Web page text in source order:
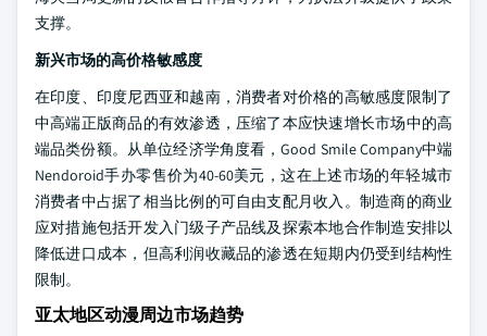
支撑。
新兴市场的高价格敏感度
在印度、印度尼西亚和越南，消费者对价格的高敏感度限制了
中高端正版商品的有效渗透，压缩了本应快速增长市场中的高
端品类份额。从单位经济学角度看，Good Smile Company中端
Nendoroid手办零售价为40-60美元，这在上述市场的年轻城市
消费者中占据了相当比例的可自由支配月收入。制造商的商业
应对措施包括开发入门级子产品线及探索本地合作制造安排以
降低进口成本，但高利润收藏品的渗透在短期内仍受到结构性
限制。
亚太地区动漫周边市场趋势